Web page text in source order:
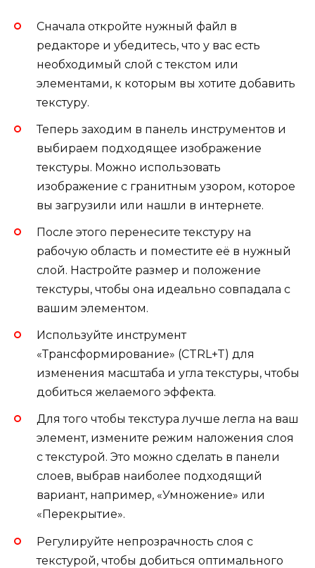
Сначала откройте нужный файл в
редакторе и убедитесь, что у вас есть
необходимый слой с текстом или
элементами, к которым вы хотите добавить
текстуру.
Теперь заходим в панель инструментов и
выбираем подходящее изображение
текстуры. Можно использовать
изображение с гранитным узором, которое
вы загрузили или нашли в интернете.
После этого перенесите текстуру на
рабочую область и поместите её в нужный
слой. Настройте размер и положение
текстуры, чтобы она идеально совпадала с
вашим элементом.
Используйте инструмент
«Трансформирование» (CTRL+T) для
изменения масштаба и угла текстуры, чтобы
добиться желаемого эффекта.
Для того чтобы текстура лучше легла на ваш
элемент, измените режим наложения слоя
с текстурой. Это можно сделать в панели
слоев, выбрав наиболее подходящий
вариант, например, «Умножение» или
«Перекрытие».
Регулируйте непрозрачность слоя с
текстурой, чтобы добиться оптимального